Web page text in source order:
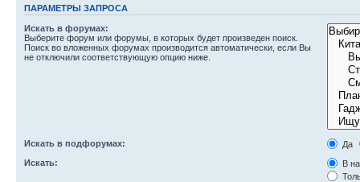
ПАРАМЕТРЫ ЗАПРОСА
Искать в форумах:
Выберите форум или форумы, в которых будет произведен поиск.
Поиск во вложенных форумах производится автоматически, если Вы
не отключили соответствующую опцию ниже.
Искать в подфорумах:
Да
Искать:
В